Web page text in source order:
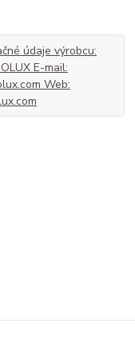
údaje výrobcu:
E-mail:
Web: